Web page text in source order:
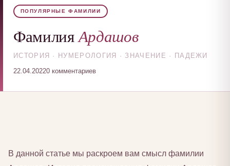
ПОПУЛЯРНЫЕ ФАМИЛИИ
ФамилияАрдашов
ИСТОРИЯ · НУМЕРОЛОГИЯ · ЗНАЧЕНИЕ · ПАДЕЖИ
22.04.20220 комментариев
В данной статье мы раскроем вам смысл фамилии